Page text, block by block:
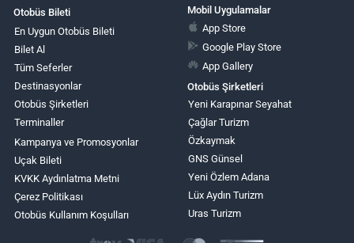
Otobüs Bileti
En Uygun Otobüs Bileti
Bilet Al
Tüm Seferler
Destinasyonlar
Otobüs Şirketleri
Terminaller
Kampanya ve Promosyonlar
Uçak Bileti
KVKK Aydınlatma Metni
Çerez Politikası
Otobüs Kullanım Koşulları
Mobil Uygulamalar
App Store
Google Play Store
App Gallery
Otobüs Şirketleri
Yeni Karapınar Seyahat
Çağlar Turizm
Özkaymak
GNS Günsel
Yeni Özlem Adana
Lüx Aydın Turizm
Uras Turizm